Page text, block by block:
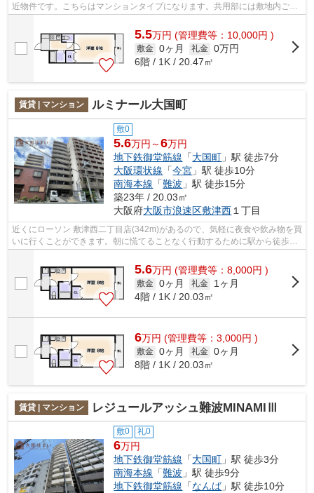
近物件です。こちらはマンションタイプになります。共用部には敷地内ごみ
置き場・エレベータなどが揃っておりま...
5.5万円 (管理費等：10,000円 )
敷金 0ヶ月 礼金 0万円
6階 / 1K / 20.47㎡
賃貸 | マンション ルミナール大国町
敷0
5.6万円～6万円
地下鉄御堂筋線 「大国町 」駅 徒歩7分
大阪環状線 「今宮 」駅 徒歩10分
南海本線 「難波 」駅 徒歩15分
築23年 / 20.03㎡
大阪府大阪市浪速区敷津西 １丁目
近くにローソン 敷津西二丁目店(342m)があるので、気軽に夜食や飲み物を買
いに行くことができます。朝に慌てることなく行動するために駅から徒歩7
分の駅近マンションはいかがでしょう...
5.6万円 (管理費等：8,000円 )
敷金 0ヶ月 礼金
1ヶ月
4階 / 1K / 20.03㎡
6万円 (管理費等：3,000円 )
敷金 0ヶ月 礼金 0ヶ月
8階 / 1K / 20.03㎡
賃貸 | マンション レジュールアッシュ難波MINAMIⅢ
敷0 礼0
6万円
地下鉄御堂筋線 「大国町 」駅 徒歩3分
南海本線 「難波 」駅 徒歩9分
地下鉄御堂筋線 「なんば」駅 徒歩10分